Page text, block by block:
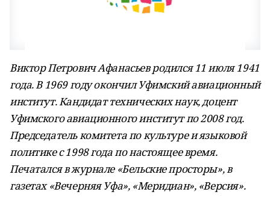
Виктор Петрович Афанасьев родился 11 июля 1941
года. В 1969 году окончил Уфимский авиационный
институт. Кандидат технических наук, доцент
Уфимского авиационного институт по 2008 год.
Председатель комитета по культуре и языковой
политике с 1998 года по настоящее время.
Печатался в журнале «Бельские просторы», в
газетах «Вечерняя Уфа», «Меридиан», «Версия».